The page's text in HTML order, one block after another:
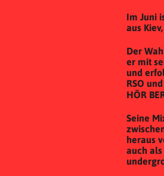
Im Juni
aus
Der
er mit
und
RSO
HÖR
Seine
heraus
auch als